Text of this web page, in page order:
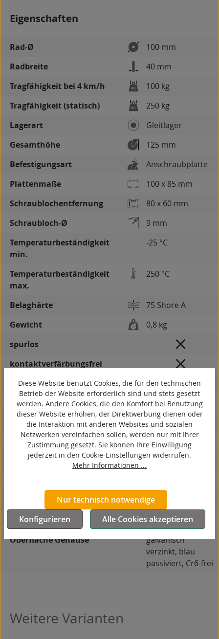
Eigenschaften
Rad-Ø
100 mm
Radbreite
40 mm
Tragfähigkeit bei 4 km/h
100 kg
Tragfähigkeit (statisch)
250 kg
Lagerart
Gleitlager
Gesamthöhe
125 mm
Befestigungsart
Anschraubplatte
Plattenmaße
100 x 85 mm
Schraublochentfernung
80 x 60 mm
Schraubloch-Ø
9 mm
Temperaturbeständigkeit
min.
-25 °C
Temperaturbeständigkeit
max.
250 °C
Belaghärte
75 Shore A
Gewicht
0,8 kg
spurlos
kontaktverfärbungsfrei
antistatisch
ESD
elektrisch leitfähig
korrosionsbeständig
hitzebeständig
Bockrolle
Material Gehäuse
Stahlblech
Oberfläche Gehäuse
galvanisch
verzinkt, blau
passiviert, Cr6-frei
Produktgalerie überspringen
Weitere Varianten
Diese Website benutzt Cookies, die für den technischen
Betrieb der Website erforderlich sind und stets gesetzt
werden. Andere Cookies, die den Komfort bei Benutzung
dieser Website erhöhen, der Direktwerbung dienen oder
die Interaktion mit anderen Websites und sozialen
Netzwerken vereinfachen sollen, werden nur mit Ihrer
Zustimmung gesetzt. Sie können Ihre Einwilligung
jederzeit in den Cookie-Einstellungen widerrufen.
Mehr Informationen ...
Nur technisch notwendige
Konfigurieren
Alle Cookies akzeptieren